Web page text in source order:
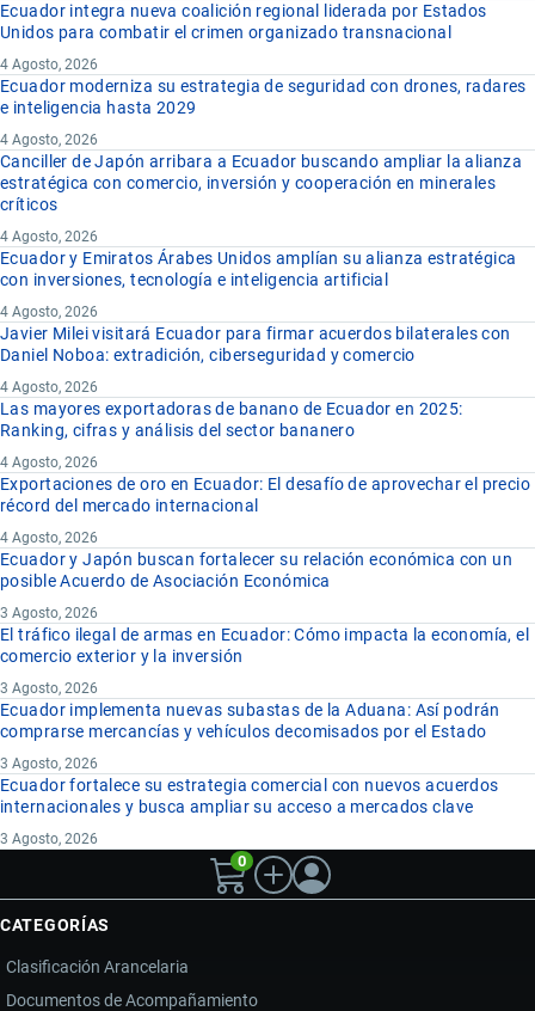
Ecuador integra nueva coalición regional liderada por Estados
Unidos para combatir el crimen organizado transnacional
4 Agosto, 2026
Ecuador moderniza su estrategia de seguridad con drones, radares
e inteligencia hasta 2029
4 Agosto, 2026
Canciller de Japón arribara a Ecuador buscando ampliar la alianza
estratégica con comercio, inversión y cooperación en minerales
críticos
4 Agosto, 2026
Ecuador y Emiratos Árabes Unidos amplían su alianza estratégica
con inversiones, tecnología e inteligencia artificial
4 Agosto, 2026
Javier Milei visitará Ecuador para firmar acuerdos bilaterales con
Daniel Noboa: extradición, ciberseguridad y comercio
4 Agosto, 2026
Las mayores exportadoras de banano de Ecuador en 2025:
Ranking, cifras y análisis del sector bananero
4 Agosto, 2026
Exportaciones de oro en Ecuador: El desafío de aprovechar el precio
récord del mercado internacional
4 Agosto, 2026
Ecuador y Japón buscan fortalecer su relación económica con un
posible Acuerdo de Asociación Económica
3 Agosto, 2026
El tráfico ilegal de armas en Ecuador: Cómo impacta la economía, el
comercio exterior y la inversión
3 Agosto, 2026
Ecuador implementa nuevas subastas de la Aduana: Así podrán
comprarse mercancías y vehículos decomisados por el Estado
3 Agosto, 2026
Ecuador fortalece su estrategia comercial con nuevos acuerdos
internacionales y busca ampliar su acceso a mercados clave
3 Agosto, 2026
0
CATEGORÍAS
Clasificación Arancelaria
Documentos de Acompañamiento